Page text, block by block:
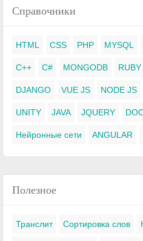
Справочники
HTML CSS PHP MYSQL
C++ C# MONGODB RUBY
DJANGO VUE JS NODE JS
UNITY JAVA JQUERY
Нейронные сети ANGULAR
Полезное
Транслит Сортировка слов